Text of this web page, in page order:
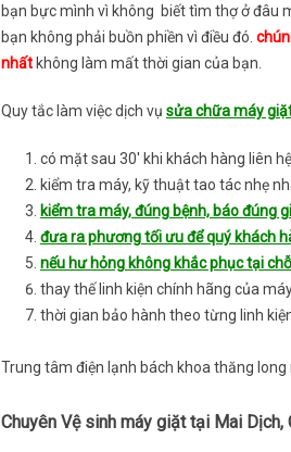
bạn bực mình vì không biết tìm thợ ở đâu
bạn không phải buồn phiền vì điều đó.
nhấtkhông làm mất thời gian của bạn.
Quy tắc làm việc dịch vụ sửa chữa máy
có mặt sau 30′ khi khách hàng liên
kiểm tra máy, kỹ thuật tao tác nhẹ
kiểm tra máy, đúng bệnh, báo đúng
đưa ra phương tối ưu để quý khách
nếu hư hỏng không khắc phục tại
thay thế linh kiện chính hãng của
thời gian bảo hành theo từng linh
Trung tâm điện lạnh bách khoa thăng
Chuyên Vệ sinh máy giặt tại Mai Dịch,